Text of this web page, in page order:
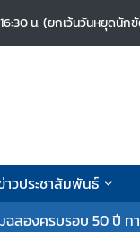
น. (ยกเว้นวันหยุดนัก
าวประชาสัมพันธ์
ฉลองครบรอบ 50 ปี ท